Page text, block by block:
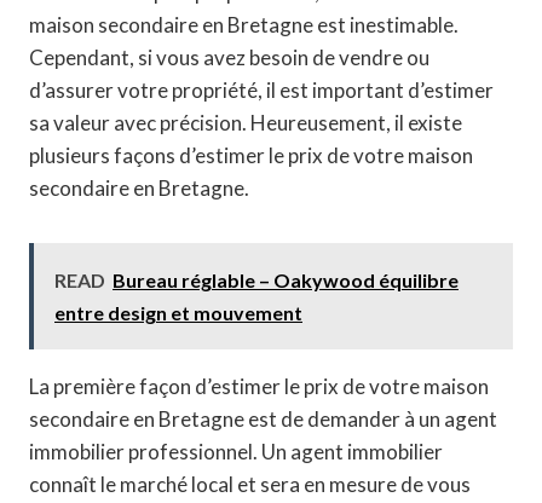
maison secondaire en Bretagne est inestimable.
Cependant, si vous avez besoin de vendre ou
d’assurer votre propriété, il est important d’estimer
sa valeur avec précision. Heureusement, il existe
plusieurs façons d’estimer le prix de votre maison
secondaire en Bretagne.
READ Bureau réglable – Oakywood équilibre
entre design et mouvement
La première façon d’estimer le prix de votre maison
secondaire en Bretagne est de demander à un agent
immobilier professionnel. Un agent immobilier
connaît le marché local et sera en mesure de vous